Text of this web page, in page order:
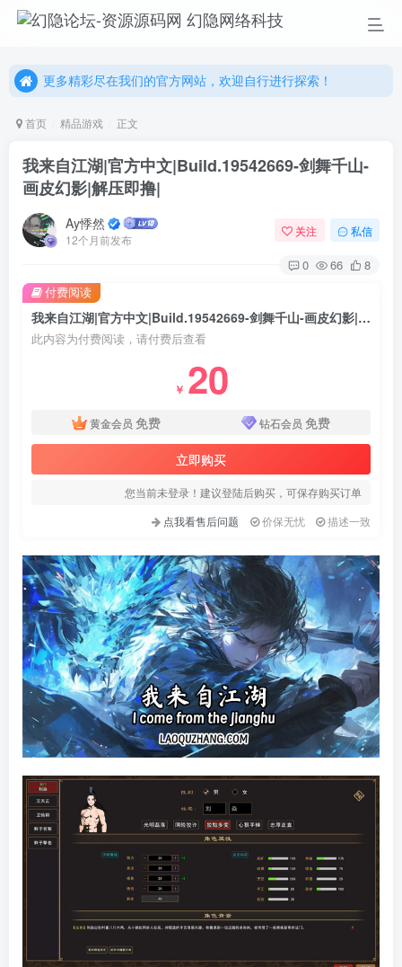
更多精彩尽在我们的官方网站，欢迎自行进行探索！
更多精彩尽在我们的官方网站，欢迎自行进行探索！
首页 精品游戏 正文
我来自江湖|官方中文|Build.19542669-剑舞千山-
画皮幻影|解压即撸|
Ay悸然
12个月前发布
关注 私信
0 66 8
我来自江湖|官方中文|Build.19542669-剑舞千山-画皮幻影|解压即撸|
此内容为付费阅读，请付费后查看
￥ 20
黄金会员 免费 钻石会员 免费
立即购买
您当前未登录！建议登陆后购买，可保存购买订单
点我看售后问题
价保无忧 描述一致
付费阅读